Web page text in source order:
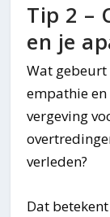
Tip 2 –
en je
Wat gebeurt
empathie
vergeving
verleden?
Dat